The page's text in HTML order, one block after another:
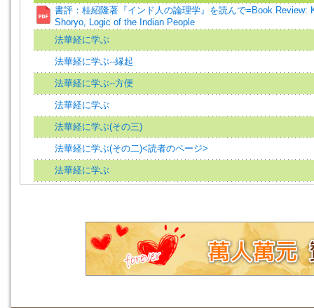
書評：桂紹隆著『インド人の論理学』を読んで=Book Review:
Shoryo, Logic of the Indian People
法華経に学ぶ
法華経に学ぶ--縁起
法華経に学ぶ--方便
法華経に学ぶ
法華経に学ぶ(その三)
法華経に学ぶ(その二)<読者のページ>
法華経に学ぶ